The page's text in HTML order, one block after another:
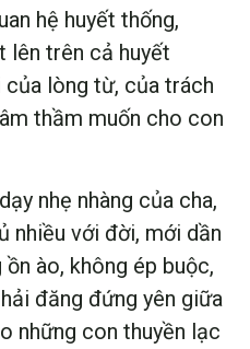
hệ huyết thống,
lên trên cả huyết
lòng từ, của trách
thầm muốn cho con
nhẹ nhàng của cha,
nhiều với đời, mới dần
ào, không ép buộc,
đăng đứng yên giữa
những con thuyền lạc